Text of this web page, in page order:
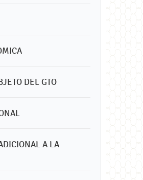
DEL GTO
A LA